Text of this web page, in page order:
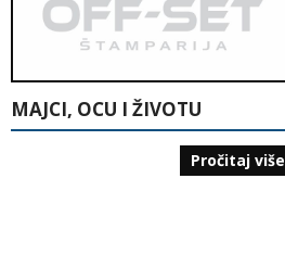
MAJCI, OCU I ŽIVOTU
Pročitaj više